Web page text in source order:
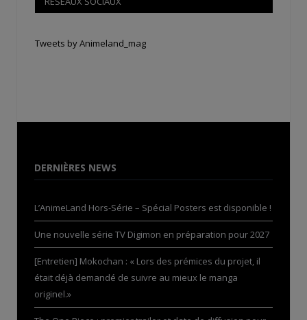
Tweets by Animeland_mag
DERNIÈRES NEWS
L’AnimeLand Hors-Série – Spécial Posters est disponible !
Une nouvelle série TV Digimon en préparation pour 2027
[Entretien] Mokochan : « Lors des prémices du projet, il
était déjà demandé de suivre au mieux le manga
originel.»